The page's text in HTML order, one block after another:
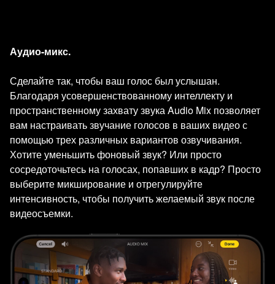
Аудио-микс.
Сделайте так, чтобы ваш голос был услышан.
Благодаря усовершенствованному интеллекту и
пространственному захвату звука Audio Mix позволяет
вам настраивать звучание голосов в ваших видео с
помощью трех различных вариантов озвучивания.
Хотите уменьшить фоновый звук? Или просто
сосредоточьтесь на голосах, попавших в кадр? Просто
выберите микширование и отрегулируйте
интенсивность, чтобы получить желаемый звук после
видеосъемки.